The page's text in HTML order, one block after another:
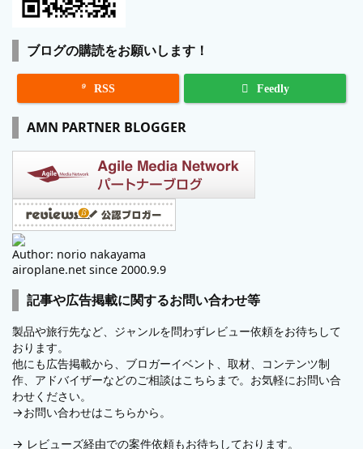
ブログの購読をお願いします！
 RSS Feedly
AMN PARTNER BLOGGER
Author: norio nakayama
airoplane.net since 2000.9.9
記事や広告掲載に関するお問い合わせ等
製品や旅行先など、ジャンルを問わずレビュー依頼をお待ちして
おります。
他にも広告掲載から、ブロガーイベント、取材、コンテンツ制
作、アドバイザーなどのご相談はこちらまで。お気軽にお問い合
わせください。
→お問い合わせはこちらから。
→ レビューズ経由での案件依頼もお待ちしております。